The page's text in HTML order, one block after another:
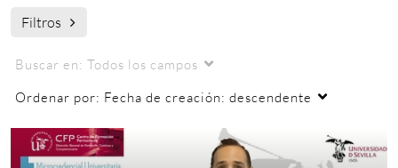
Filtros
Buscar en: Todos los campos
Ordenar por: Fecha de creación: descendente